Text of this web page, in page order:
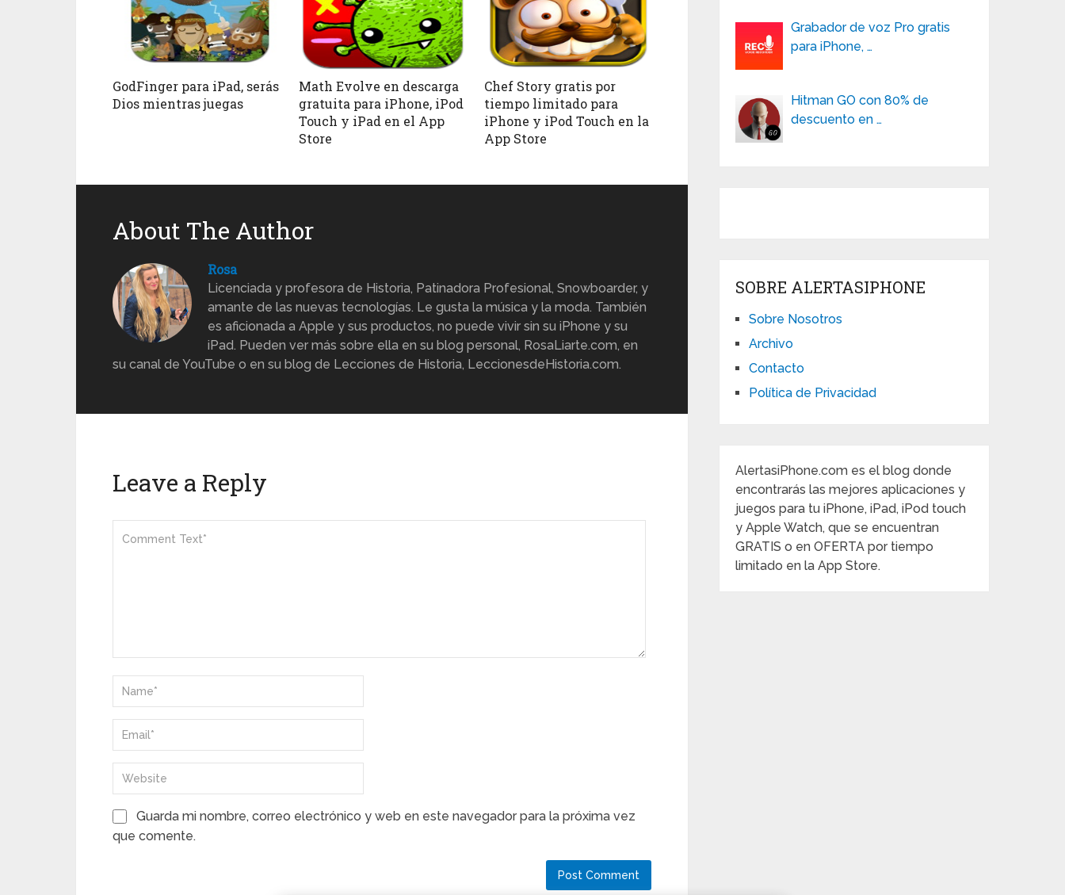
GodFinger para iPad, serás
Dios mientras juegas
Math Evolve en descarga
gratuita para iPhone, iPod
Touch y iPad en el App
Store
Chef Story gratis por
tiempo limitado para
iPhone y iPod Touch en la
App Store
About The Author
Rosa
Licenciada y profesora de Historia, Patinadora Profesional, Snowboarder, y
amante de las nuevas tecnologías. Le gusta la música y la moda. También
es aficionada a Apple y sus productos, no puede vivir sin su iPhone y su
iPad. Pueden ver más sobre ella en su blog personal, RosaLiarte.com, en
su canal de YouTube o en su blog de Lecciones de Historia, LeccionesdeHistoria.com.
Leave a Reply
Guarda mi nombre, correo electrónico y web en este navegador para la próxima vez
que comente.
Grabador de voz Pro gratis
para iPhone, …
Hitman GO con 80% de
descuento en …
SOBRE ALERTASIPHONE
Sobre Nosotros
Archivo
Contacto
Política de Privacidad
AlertasiPhone.com es el blog donde
encontrarás las mejores aplicaciones y
juegos para tu iPhone, iPad, iPod touch
y Apple Watch, que se encuentran
GRATIS o en OFERTA por tiempo
limitado en la App Store.